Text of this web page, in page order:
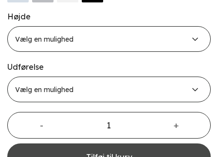
Højde
Udførelse
Hegn Drömminge antal